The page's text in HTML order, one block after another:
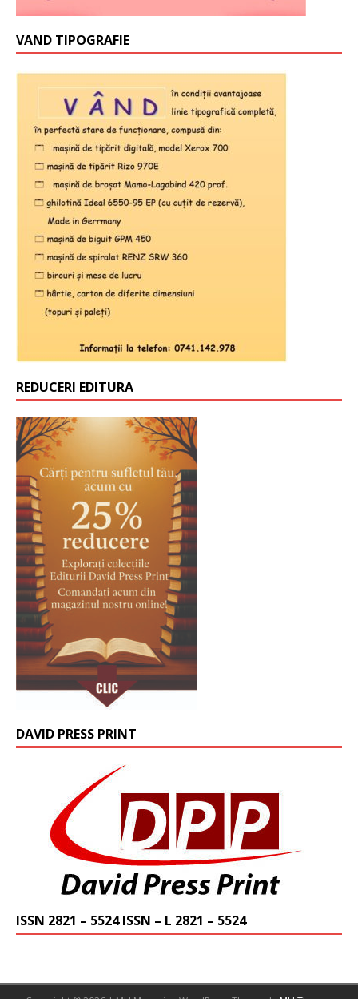
VAND TIPOGRAFIE
REDUCERI EDITURA
DAVID PRESS PRINT
ISSN 2821 – 5524 ISSN – L 2821 – 5524